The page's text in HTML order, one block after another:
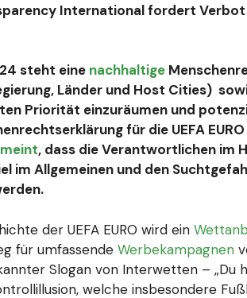
International fordert Verbot
steht eine nachhaltige
Länder und Host Cities)
Priorität einzuräumen und
für die UEFA
, dass die Verantwortlichen im
im Allgemeinen und den
der UEFA EURO wird ein
für umfassende Werbekampagnen
Slogan von Interwetten – „Du
welche insbesondere